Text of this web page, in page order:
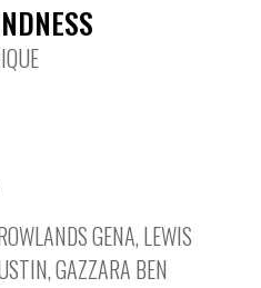
GENA, LEWIS
GAZZARA BEN